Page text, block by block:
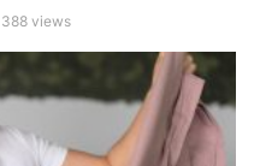
388 views